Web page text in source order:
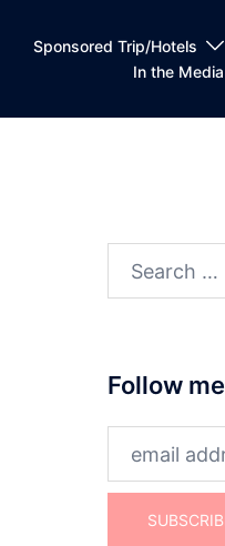
Sponsored Trip/Hotels
In the Media
Search
Follow me